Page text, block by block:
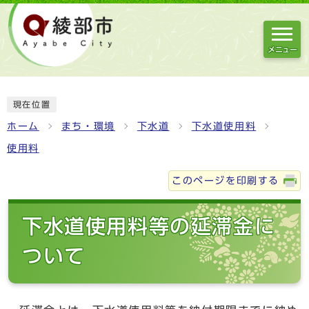
メニュー
現在位置
ホーム まち・環境 下水道 下水道使用料
使用料
このページを印刷する
下水道使用料等の延滞金に
ついて